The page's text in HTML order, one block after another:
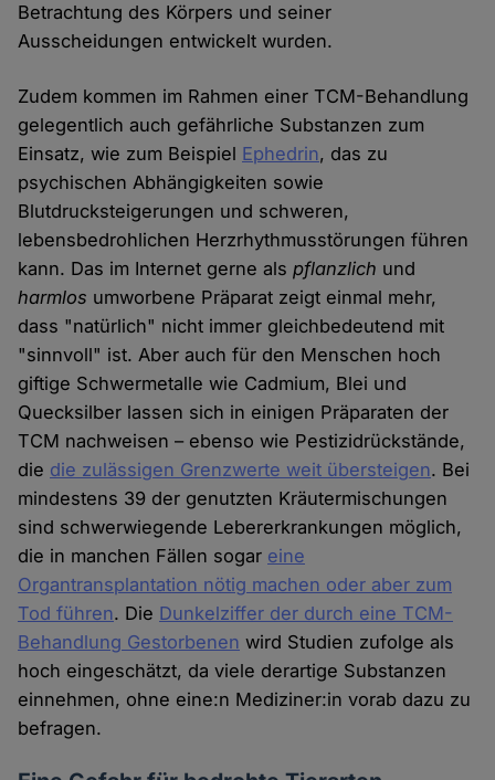
Betrachtung des Körpers und seiner
Ausscheidungen entwickelt wurden.
Zudem kommen im Rahmen einer TCM-Behandlung
gelegentlich auch gefährliche Substanzen zum
Einsatz, wie zum Beispiel Ephedrin, das zu
psychischen Abhängigkeiten sowie
Blutdrucksteigerungen und schweren,
lebensbedrohlichen Herzrhythmusstörungen führen
kann. Das im Internet gerne alspflanzlich und
harmlos umworbene Präparat zeigt einmal mehr,
dass "natürlich" nicht immer gleichbedeutend mit
"sinnvoll" ist. Aber auch für den Menschen hoch
giftige Schwermetalle wie Cadmium, Blei und
Quecksilber lassen sich in einigen Präparaten der
TCM nachweisen – ebenso wie Pestizidrückstände,
die die zulässigen Grenzwerte weit übersteigen. Bei
mindestens 39 der genutzten Kräutermischungen
sind schwerwiegende Lebererkrankungen möglich,
die in manchen Fällen sogar eine
Organtransplantation nötig machen oder aber zum
Tod führen. Die Dunkelziffer der durch eine TCM-
Behandlung Gestorbenen wird Studien zufolge als
hoch eingeschätzt, da viele derartige Substanzen
einnehmen, ohne eine:n Mediziner:in vorab dazu zu
befragen.